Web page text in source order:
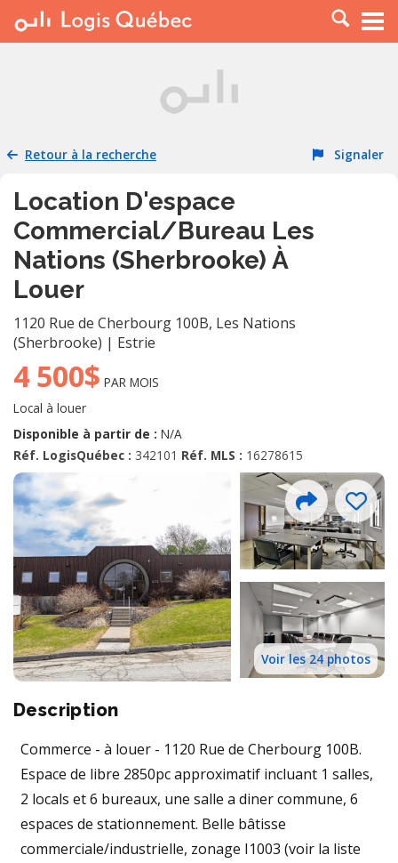
À LOUER
PLACER UNE ANNONCE
RESSOURCES
Retour à la recherche Signaler
Location D'espace
Commercial/Bureau Les
Nations (Sherbrooke) À
Louer
1120 Rue de Cherbourg 100B, Les Nations
(Sherbrooke) | Estrie
4 500$ PAR MOIS
Local à louer
Disponible à partir de : N/A
Réf. LogisQuébec : 342101 Réf. MLS : 16278615
Voir les 24 photos
Description
Commerce - à louer - 1120 Rue de Cherbourg 100B.
Espace de libre 2850pc approximatif incluant 1 salles,
2 locals et 6 bureaux, une salle a diner commune, 6
espaces de stationnement. Belle bâtisse
commerciale/industrielle, zonage I1003 (voir la liste